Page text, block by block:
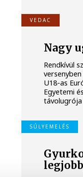
VEDAC
Nagy
Rendkívül
U18-as
Egyetemi
SÚLYEMELÉS